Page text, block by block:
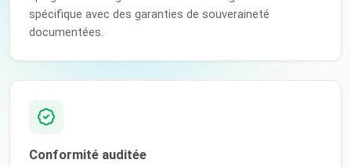
spécifique avec des garanties de souveraineté
documentées.
Conformité auditée